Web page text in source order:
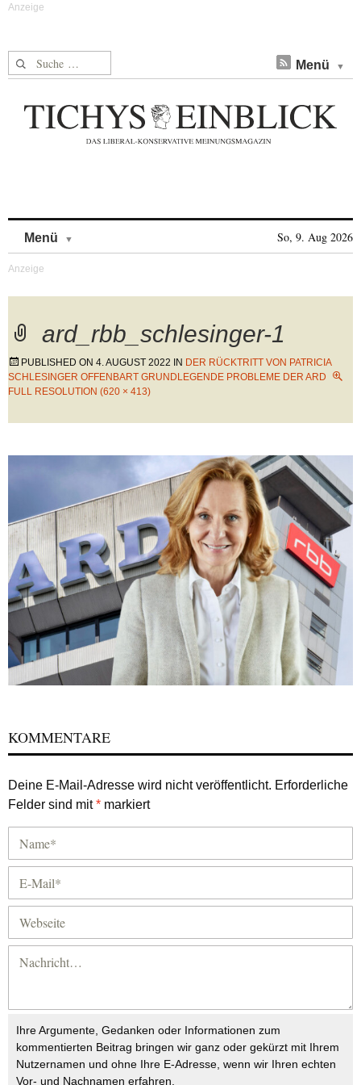
Suche nach: Menü
Menü So, 9. Aug 2026
ard_rbb_schlesinger-1
PUBLISHED ON 4. AUGUST 2022 IN DER RÜCKTRITT VON PATRICIA
SCHLESINGER OFFENBART GRUNDLEGENDE PROBLEME DER ARD
FULL RESOLUTION (620 × 413)
KOMMENTARE
Deine E-Mail-Adresse wird nicht veröffentlicht. Erforderliche
Felder sind mit* markiert
Ihre Argumente, Gedanken oder Informationen zum
kommentierten Beitrag bringen wir ganz oder gekürzt mit Ihrem
Nutzernamen und ohne Ihre E-Adresse, wenn wir Ihren echten
Vor- und Nachnamen erfahren.